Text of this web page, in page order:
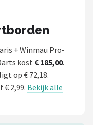
+ Winmau Pro-
kost € 185,00.
op € 72,18.
€ 2,99. Bekijk alle